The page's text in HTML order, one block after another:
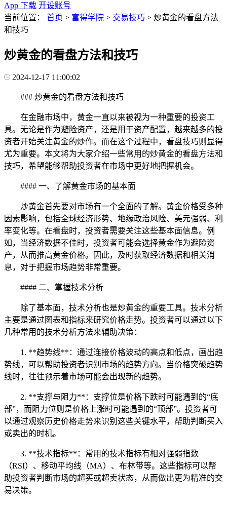
App 下载 开设账号
当前位置：
首页 > 富得学院 > 交易技巧 > 炒黄金的看盘方法
和技巧
炒黄金的看盘方法和技巧
2024-12-17 11:00:02
### 炒黄金的看盘方法和技巧
在金融市场中，黄金一直以来被视为一种重要的投资工
具。无论是作为避险资产，还是用于资产配置，越来越多的投
资者开始关注黄金的炒作。而在这个过程中，看盘技巧则显得
尤为重要。本文将为大家介绍一些常用的炒黄金的看盘方法和
技巧，希望能够帮助投资者在市场中更好地把握机会。
#### 一、了解黄金市场的基本面
炒黄金首先要对市场有一个全面的了解。黄金价格受多种
因素影响，包括全球经济形势、地缘政治风险、美元强弱、利
率变化等。在看盘时，投资者需要关注这些基本面信息。例
如，当经济数据不佳时，投资者可能会选择黄金作为避险资
产，从而推高黄金价格。因此，及时获取经济数据和相关消
息，对于把握市场趋势非常重要。
#### 二、掌握技术分析
除了基本面，技术分析也是炒黄金的重要工具。技术分析
主要是通过图表和指标来研究价格走势。投资者可以通过以下
几种常用的技术分析方法来辅助决策：
1. **趋势线**：通过连接价格波动的高点和低点，画出趋
势线，可以帮助投资者识别市场的趋势方向。当价格突破趋势
线时，往往预示着市场可能会出现新的趋势。
2. **支撑与阻力**：支撑位是价格下跌时可能遇到的“底
部”，而阻力位则是价格上涨时可能遇到的“顶部”。投资者可
以通过观察历史价格走势来识别这些关键水平，帮助判断买入
或卖出的时机。
3. **技术指标**：常用的技术指标有相对强弱指数
（RSI）、移动平均线（MA）、布林带等。这些指标可以帮
助投资者判断市场的超买或超卖状态，从而做出更为精准的交
易决策。